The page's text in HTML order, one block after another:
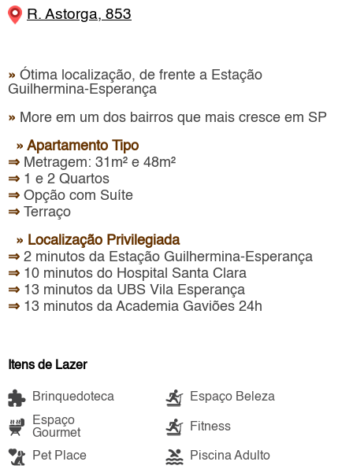
R. Astorga, 853
» Ótima localização, de frente a Estação
Guilhermina-Esperança
» More em um dos bairros que mais cresce em SP
» Apartamento Tipo
⇒ Metragem: 31m² e 48m²
⇒ 1 e 2 Quartos
⇒ Opção com Suíte
⇒ Terraço
» Localização Privilegiada
⇒ 2 minutos da Estação Guilhermina-Esperança
⇒ 10 minutos do Hospital Santa Clara
⇒ 13 minutos da UBS Vila Esperança
⇒ 13 minutos da Academia Gaviões 24h
Itens de Lazer
Brinquedoteca
Espaço Beleza
Espaço
Gourmet
Fitness
Pet Place Piscina Adulto